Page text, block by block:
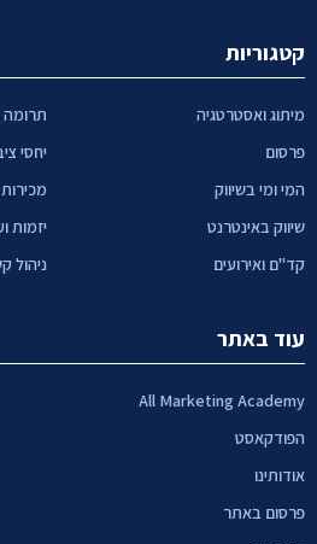
קטגוריות
מיתוג ואסטרטגיה
פרסום
המי ומי בשיווק
שיווק באינטרנט
קד"ם ואירועים
תרומה
יחסי
מכירות
יזמות
ניהול
עוד באתר
All Marketing Academy
הפודקאסט
אודותינו
פרסום באתר